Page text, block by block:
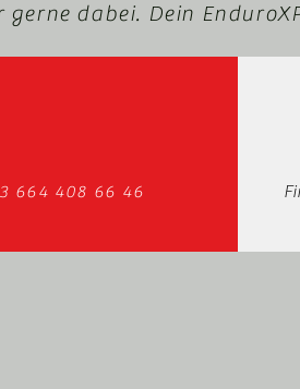
dabei. Dein
664 408 66 46